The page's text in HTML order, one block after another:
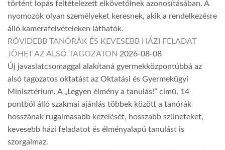
történt lopás feltételezett elkövetőinek azonosításában. A
nyomozók olyan személyeket keresnek, akik a rendelkezésre
álló kamerafelvételeken láthatók.
RÖVIDEBB TANÓRÁK ÉS KEVESEBB HÁZI FELADAT
JÖHET AZ ALSÓ TAGOZATON 2026-08-08
Új javaslatcsomaggal alakítaná gyermekközpontúbbá az
alsó tagozatos oktatást az Oktatási és Gyermekügyi
Minisztérium. A „Legyen élmény a tanulás!” című, 14
pontból álló szakmai ajánlás többek között a tanórák
hosszának rugalmasabb kezelését, hosszabb szüneteket,
kevesebb házi feladatot és élményalapú tanulást is
szorgalmaz.